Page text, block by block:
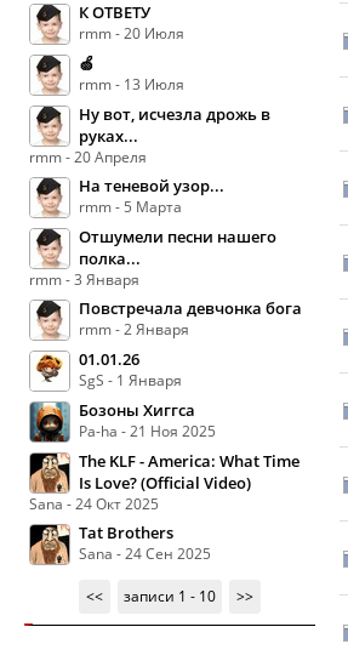
К ОТВЕТУ
rmm - 20 Июля
🍏
rmm - 13 Июля
Ну вот, исчезла дрожь в
руках...
rmm - 20 Апреля
На теневой узор...
rmm - 5 Марта
Отшумели песни нашего
полка...
rmm - 3 Января
Повстречала девчонка бога
rmm - 2 Января
01.01.26
SgS - 1 Января
Бозоны Хиггса
Pa-ha - 21 Ноя 2025
The KLF - America: What Time
Is Love? (Official Video)
Sana - 24 Окт 2025
Tat Brothers
Sana - 24 Сен 2025
<< записи 1 - 10 >>